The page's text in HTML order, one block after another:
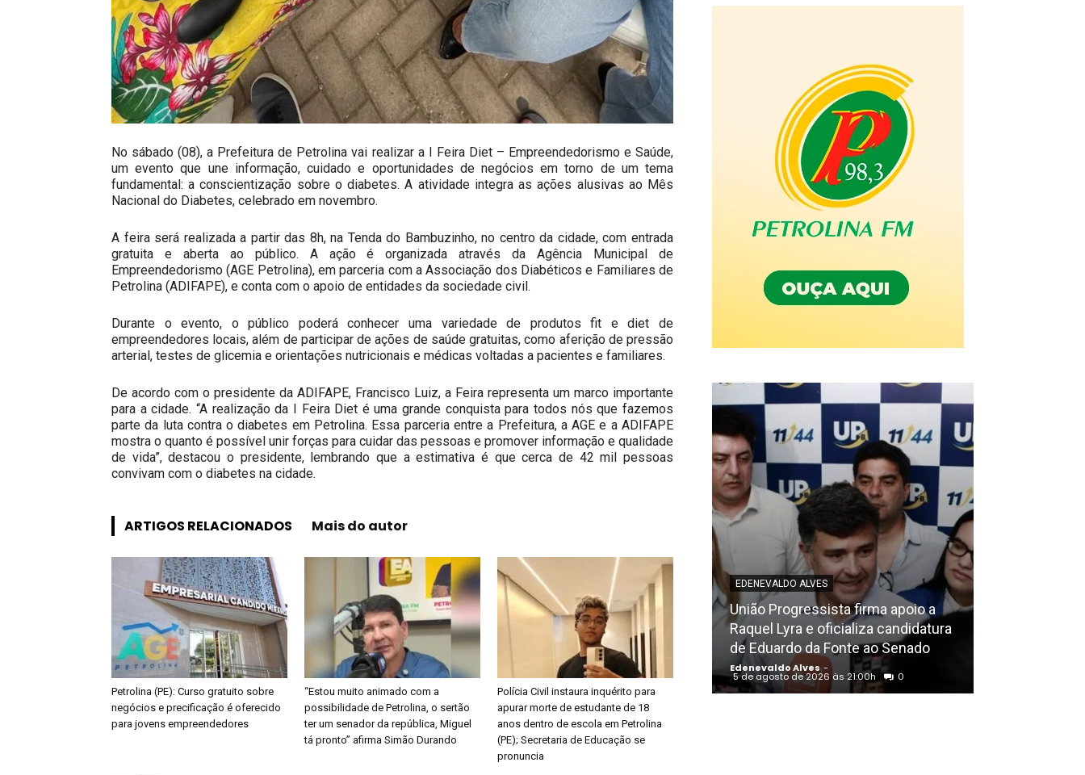
No sábado (08), a Prefeitura de Petrolina vai realizar a I Feira Diet – Empreendedorismo e Saúde,
um evento que une informação, cuidado e oportunidades de negócios em torno de um tema
fundamental: a conscientização sobre o diabetes. A atividade integra as ações alusivas ao Mês
Nacional do Diabetes, celebrado em novembro.
A feira será realizada a partir das 8h, na Tenda do Bambuzinho, no centro da cidade, com entrada
gratuita e aberta ao público. A ação é organizada através da Agência Municipal de
Empreendedorismo (AGE Petrolina), em parceria com a Associação dos Diabéticos e Familiares de
Petrolina (ADIFAPE), e conta com o apoio de entidades da sociedade civil.
Durante o evento, o público poderá conhecer uma variedade de produtos fit e diet de
empreendedores locais, além de participar de ações de saúde gratuitas, como aferição de pressão
arterial, testes de glicemia e orientações nutricionais e médicas voltadas a pacientes e familiares.
De acordo com o presidente da ADIFAPE, Francisco Luiz, a Feira representa um marco importante
para a cidade. “A realização da I Feira Diet é uma grande conquista para todos nós que fazemos
parte da luta contra o diabetes em Petrolina. Essa parceria entre a Prefeitura, a AGE e a ADIFAPE
mostra o quanto é possível unir forças para cuidar das pessoas e promover informação e qualidade
de vida”, destacou o presidente, lembrando que a estimativa é que cerca de 42 mil pessoas
convivam com o diabetes na cidade.
ARTIGOS RELACIONADOS Mais do autor
Petrolina (PE): Curso gratuito sobre
negócios e precificação é oferecido
para jovens empreendedores
“Estou muito animado com a
possibilidade de Petrolina, o sertão
ter um senador da república, Miguel
tá pronto” afirma Simão Durando
Polícia Civil instaura inquérito para
apurar morte de estudante de 18
anos dentro de escola em Petrolina
(PE); Secretaria de Educação se
pronuncia
EDENEVALDO ALVES
União Progressista firma apoio a
Raquel Lyra e oficializa candidatura
de Eduardo da Fonte ao Senado
Edenevaldo Alves -
5 de agosto de 2026 às 21:00h 0